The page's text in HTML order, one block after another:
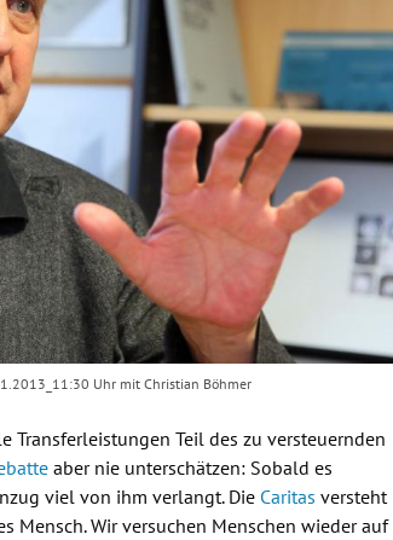
Uhr mit Christian Böhmer
Transferleistungen Teil des zu versteuernden
aber nie unterschätzen: Sobald es
viel von ihm verlangt. Die Caritas versteht
Mensch. Wir versuchen Menschen wieder auf